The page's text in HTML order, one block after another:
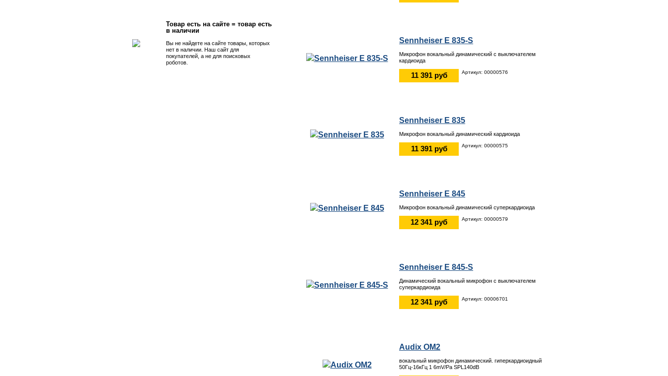
Товар есть на сайте = товар есть
в наличии
Вы не найдете на сайте товары, которых
нет в наличии. Наш сайт для
покупателей, а не для поисковых
роботов.
Sennheiser E 835-S
Микрофон вокальный динамический с выключателем
кардиоида
11 391 руб Артикул: 00000576
Sennheiser E 835
Микрофон вокальный динамический кардиоида
11 391 руб Артикул: 00000575
Sennheiser E 845
Микрофон вокальный динамический суперкардиоида
12 341 руб Артикул: 00000579
Sennheiser E 845-S
Динамический вокальный микрофон с выключателем
суперкардиоида
12 341 руб Артикул: 00006701
Audix OM2
вокальный микрофон динамический. гиперкардиоидный
50Гц-16кГц 1 6mV/Pa SPL140dB